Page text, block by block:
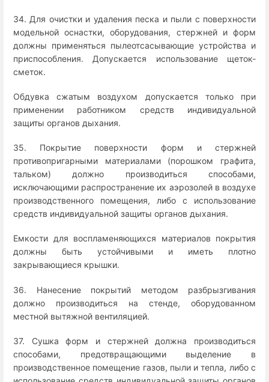
34. Для очистки и удаления песка и пыли с поверхности
модельной оснастки, оборудования, стержней и форм
должны применяться пылеотсасывающие устройства и
приспособления. Допускается использование щеток-
сметок.
Обдувка сжатым воздухом допускается только при
применении работником средств индивидуальной
защиты органов дыхания.
35. Покрытие поверхности форм и стержней
противопригарными материалами (порошком графита,
тальком) должно производиться способами,
исключающими распространение их аэрозолей в воздухе
производственного помещения, либо с использование
средств индивидуальной защиты органов дыхания.
Емкости для воспламеняющихся материалов покрытия
должны быть устойчивыми и иметь плотно
закрывающиеся крышки.
36. Нанесение покрытий методом разбрызгивания
должно производиться на стенде, оборудованном
местной вытяжной вентиляцией.
37. Сушка форм и стержней должна производиться
способами, предотвращающими выделение в
производственное помещение газов, пыли и тепла, либо с